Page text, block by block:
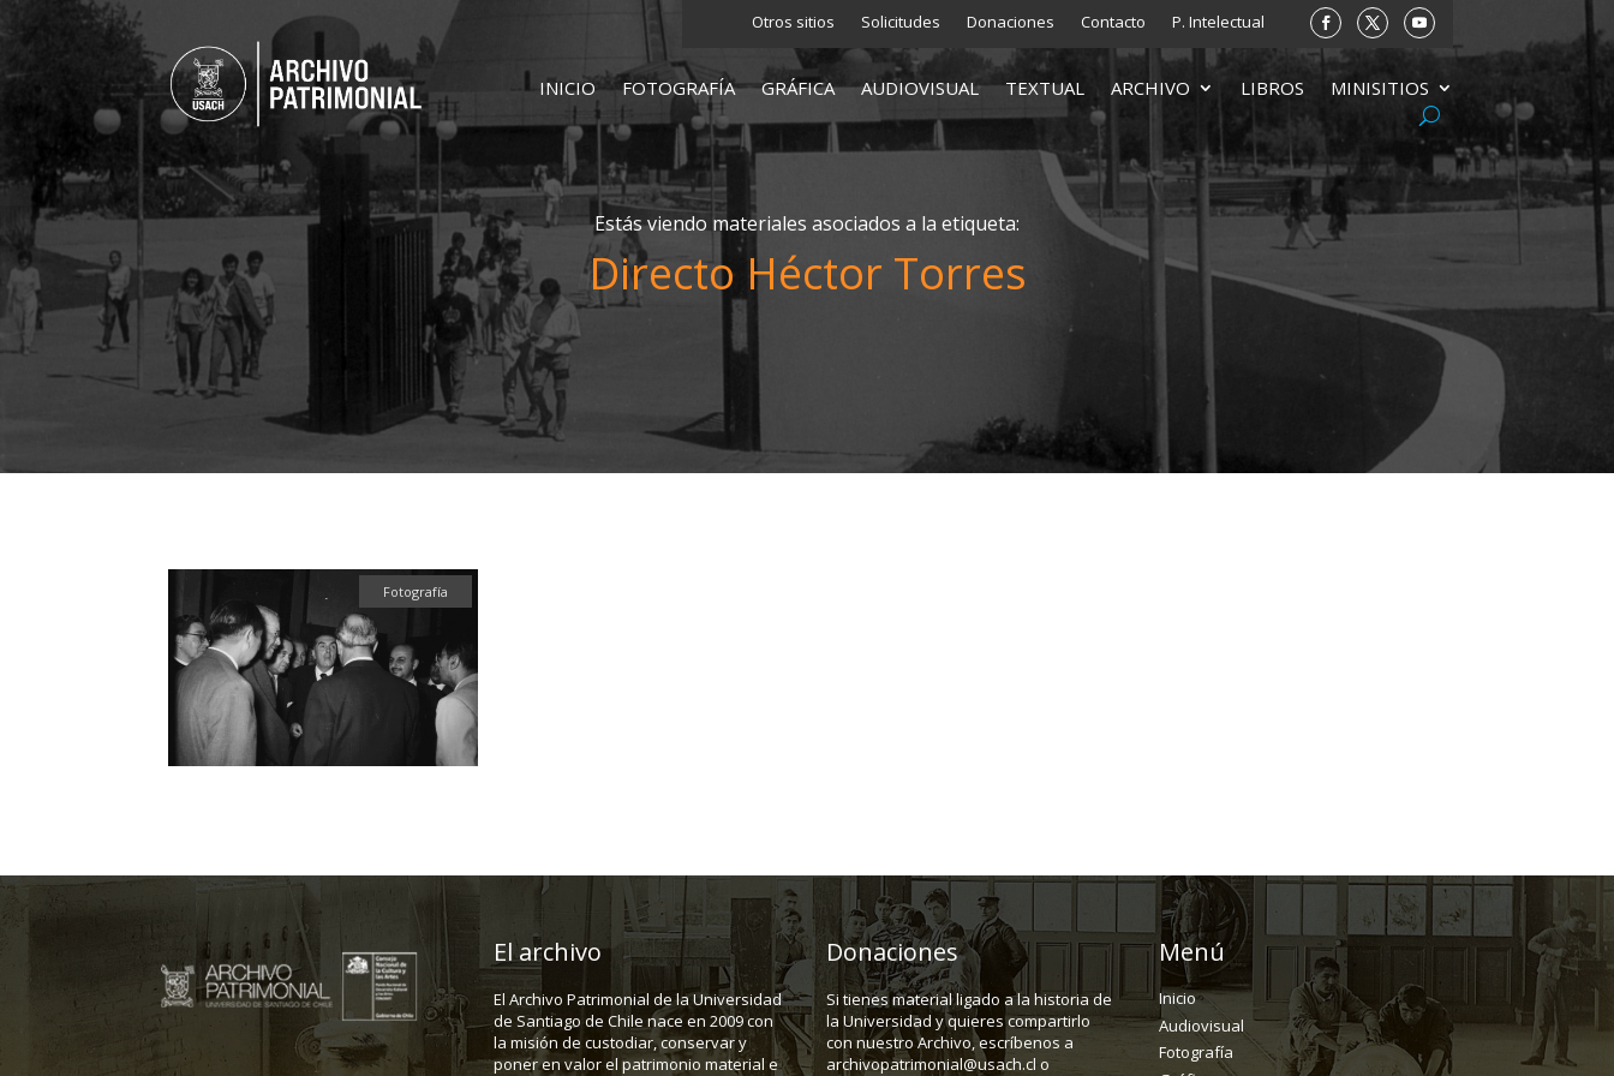
Otros sitios Solicitudes Donaciones Contacto P. Intelectual
INICIO FOTOGRAFÍA GRÁFICA AUDIOVISUAL TEXTUAL ARCHIVO LIBROS MINISITIOS
Estás viendo materiales asociados a la etiqueta:
Directo Héctor Torres
Fotografía
El archivo
El Archivo Patrimonial de la Universidad
de Santiago de Chile nace en 2009 con
la misión de custodiar, conservar y
poner en valor el patrimonio material e
Donaciones
Si tienes material ligado a la historia de
la Universidad y quieres compartirlo
con nuestro Archivo, escríbenos a
archivopatrimonial@usach.cl o
Menú
Inicio
Audiovisual
Fotografía